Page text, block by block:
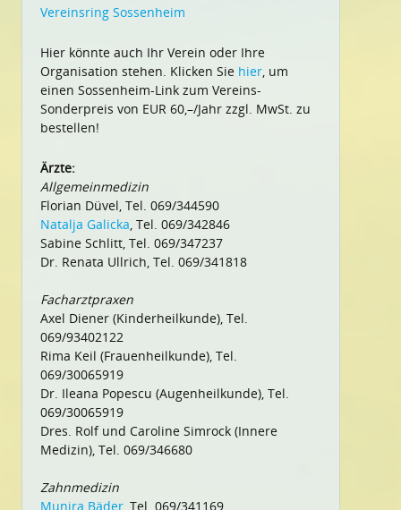
Vereinsring Sossenheim
Hier könnte auch Ihr Verein oder Ihre
Organisation stehen. Klicken Sie hier, um
einen Sossenheim-Link zum Vereins-
Sonderpreis von EUR 60,–/Jahr zzgl. MwSt. zu
bestellen!
Ärzte:
Allgemeinmedizin
Florian Düvel, Tel. 069/344590
Natalja Galicka, Tel. 069/342846
Sabine Schlitt, Tel. 069/347237
Dr. Renata Ullrich, Tel. 069/341818
Facharztpraxen
Axel Diener (Kinderheilkunde), Tel.
069/93402122
Rima Keil (Frauenheilkunde), Tel.
069/30065919
Dr. Ileana Popescu (Augenheilkunde), Tel.
069/30065919
Dres. Rolf und Caroline Simrock (Innere
Medizin), Tel. 069/346680
Zahnmedizin
Munira Bäder , Tel. 069/341169